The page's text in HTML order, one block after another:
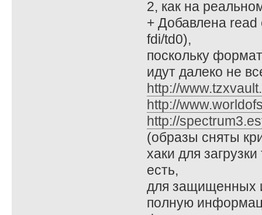
2, как на
+ Добавлена
fdi/td0),
поскольку
идут далеко не
http://
http://
http://
(образы сняты
хаки для
есть,
для защищенных
полную